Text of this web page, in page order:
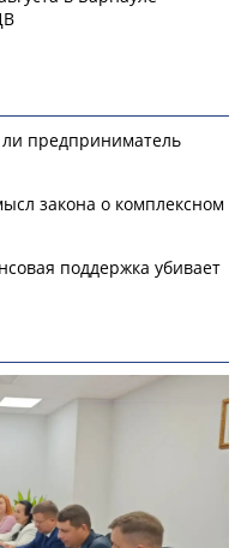
предприниматель
закона о комплексном
поддержка убивает